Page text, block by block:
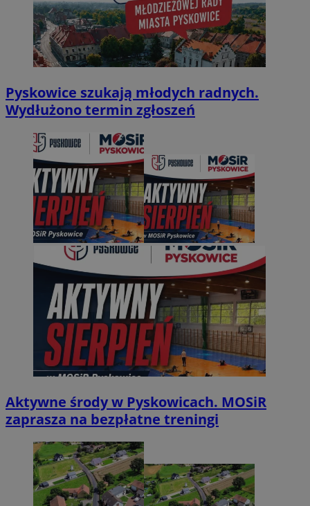
Pyskowice szukają młodych radnych.
Wydłużono termin zgłoszeń
Aktywne środy w Pyskowicach. MOSiR
zaprasza na bezpłatne treningi